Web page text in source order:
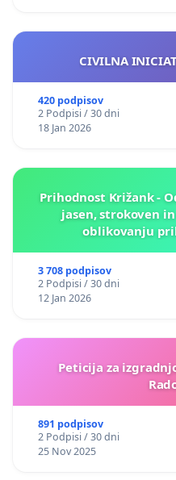
CIVILNA
420 podpisov
2 Podpisi / 30 dni
18 Jan 2026
Prihodnost Križank -
jasen, strokoven
oblikovanju
3 708 podpisov
2 Podpisi / 30 dni
12 Jan 2026
Peticija za
891 podpisov
2 Podpisi / 30 dni
25 Nov 2025